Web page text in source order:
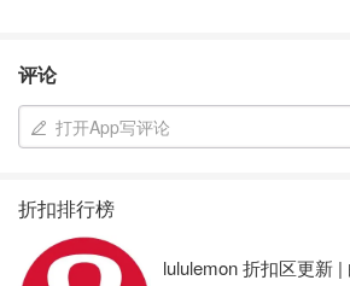
评论
打开App写评论
折扣排行榜
lululemon 折扣区更新